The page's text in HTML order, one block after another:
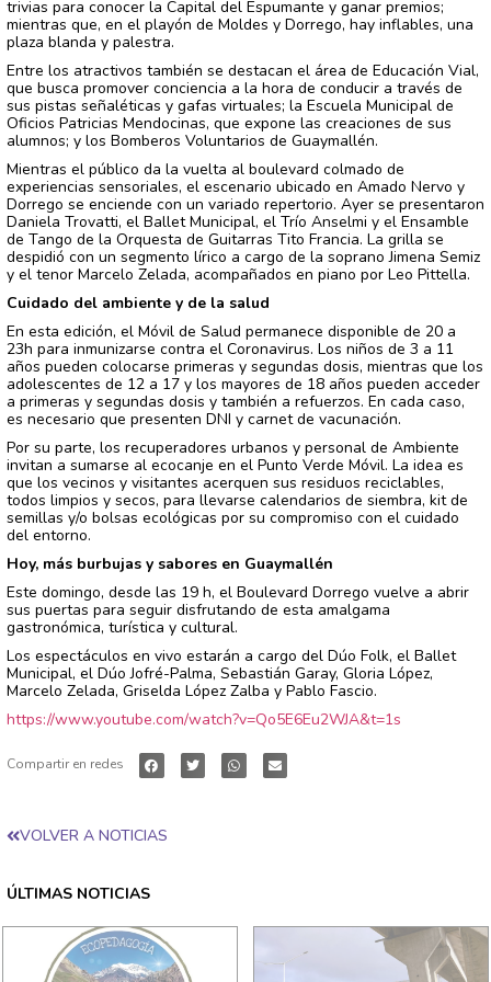
trivias para conocer la Capital del Espumante y ganar premios;
mientras que, en el playón de Moldes y Dorrego, hay inflables, una
plaza blanda y palestra.
Entre los atractivos también se destacan el área de Educación Vial,
que busca promover conciencia a la hora de conducir a través de
sus pistas señaléticas y gafas virtuales; la Escuela Municipal de
Oficios Patricias Mendocinas, que expone las creaciones de sus
alumnos; y los Bomberos Voluntarios de Guaymallén.
Mientras el público da la vuelta al boulevard colmado de
experiencias sensoriales, el escenario ubicado en Amado Nervo y
Dorrego se enciende con un variado repertorio. Ayer se presentaron
Daniela Trovatti, el Ballet Municipal, el Trío Anselmi y el Ensamble
de Tango de la Orquesta de Guitarras Tito Francia. La grilla se
despidió con un segmento lírico a cargo de la soprano Jimena Semiz
y el tenor Marcelo Zelada, acompañados en piano por Leo Pittella.
Cuidado del ambiente y de la salud
En esta edición, el Móvil de Salud permanece disponible de 20 a
23h para inmunizarse contra el Coronavirus. Los niños de 3 a 11
años pueden colocarse primeras y segundas dosis, mientras que los
adolescentes de 12 a 17 y los mayores de 18 años pueden acceder
a primeras y segundas dosis y también a refuerzos. En cada caso,
es necesario que presenten DNI y carnet de vacunación.
Por su parte, los recuperadores urbanos y personal de Ambiente
invitan a sumarse al ecocanje en el Punto Verde Móvil. La idea es
que los vecinos y visitantes acerquen sus residuos reciclables,
todos limpios y secos, para llevarse calendarios de siembra, kit de
semillas y/o bolsas ecológicas por su compromiso con el cuidado
del entorno.
Hoy, más burbujas y sabores en Guaymallén
Este domingo, desde las 19 h, el Boulevard Dorrego vuelve a abrir
sus puertas para seguir disfrutando de esta amalgama
gastronómica, turística y cultural.
Los espectáculos en vivo estarán a cargo del Dúo Folk, el Ballet
Municipal, el Dúo Jofré-Palma, Sebastián Garay, Gloria López,
Marcelo Zelada, Griselda López Zalba y Pablo Fascio.
https://www.youtube.com/watch?v=Qo5E6Eu2WJA&t=1s
Compartir en redes
VOLVER A NOTICIAS
ÚLTIMAS NOTICIAS